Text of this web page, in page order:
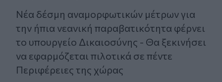
Νέα δέσμη αναμορφωτικών μέτρων για
την ήπια νεανική παραβατικότητα φέρνει
το υπουργείο Δικαιοσύνης - Θα ξεκινήσει
να εφαρμόζεται πιλοτικά σε πέντε
Περιφέρειες της χώρας